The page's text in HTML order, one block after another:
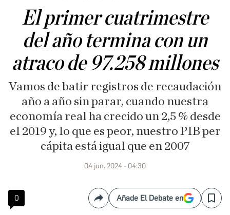
El primer cuatrimestre
del año termina con un
atraco de 97.258 millones
Vamos de batir registros de recaudación
año a año sin parar, cuando nuestra
economía real ha crecido un 2,5 % desde
el 2019 y, lo que es peor, nuestro PIB per
cápita está igual que en 2007
04 jun. 2024 - 04:30
0 CompartirAñade El Debate en Save